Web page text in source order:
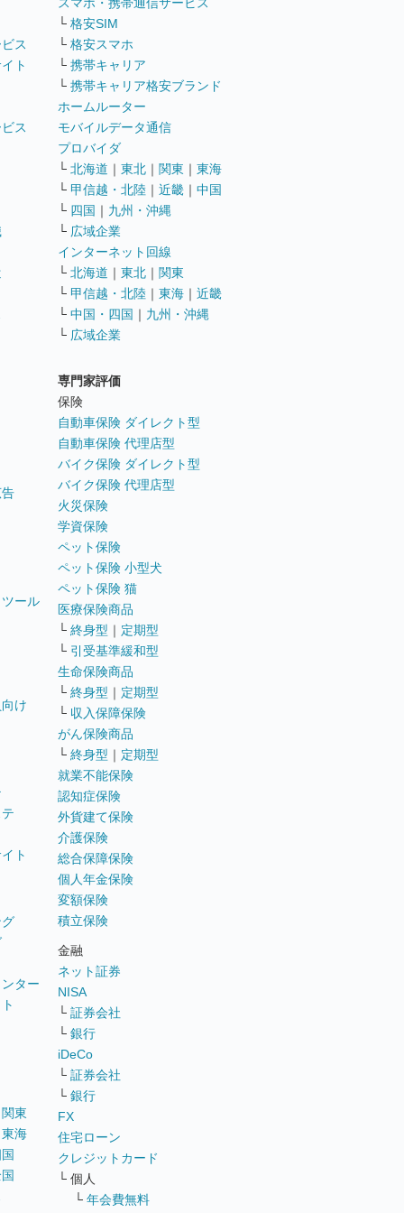
ス
ト
ス
ール
け
ト
ター
関東
東海
└ 格安SIM
└ 格安スマホ
└ 携帯キャリア
└ 携帯キャリア格安ブランド
ホームルーター
モバイルデータ通信
プロバイダ
└ 北海道 ｜ 東北 ｜ 関東 ｜ 東海
└ 甲信越・北陸 ｜ 近畿 ｜ 中国
└ 四国 ｜ 九州・沖縄
└ 広域企業
インターネット回線
└ 北海道 ｜ 東北 ｜ 関東
└ 甲信越・北陸 ｜ 東海 ｜ 近畿
└ 中国・四国 ｜ 九州・沖縄
└ 広域企業
専門家評価
保険
自動車保険 ダイレクト型
自動車保険 代理店型
バイク保険 ダイレクト型
バイク保険 代理店型
火災保険
学資保険
ペット保険
ペット保険 小型犬
ペット保険 猫
医療保険商品
└ 終身型 ｜ 定期型
└ 引受基準緩和型
生命保険商品
└ 終身型 ｜ 定期型
└ 収入保障保険
がん保険商品
└ 終身型 ｜ 定期型
就業不能保険
認知症保険
外貨建て保険
介護保険
総合保障保険
個人年金保険
変額保険
積立保険
金融
ネット証券
NISA
└ 証券会社
└ 銀行
iDeCo
└ 証券会社
└ 銀行
FX
住宅ローン
クレジットカード
└ 個人
└ 年会費無料